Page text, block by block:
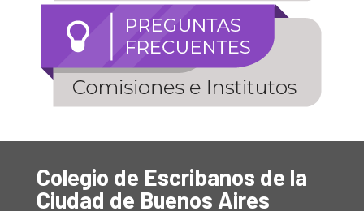
Colegio de Escribanos de la
Ciudad de Buenos Aires